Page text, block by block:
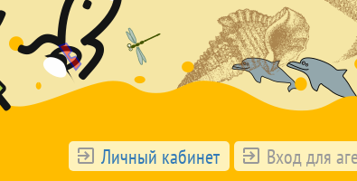
exit_to_app Личный кабинет exit_to_app Вход для